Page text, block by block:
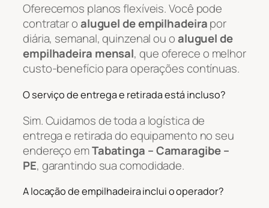
Oferecemos planos flexíveis. Você pode
contratar oaluguel de empilhadeirapor
diária, semanal, quinzenal ou oaluguel de
empilhadeira mensal, que oferece o melhor
custo-benefício para operações contínuas.
O serviço de entrega e retirada está incluso?
Sim. Cuidamos de toda a logística de
entrega e retirada do equipamento no seu
endereço emTabatinga – Camaragibe –
PE, garantindo sua comodidade.
A locação de empilhadeira inclui o operador?